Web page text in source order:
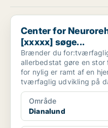
Center for
Center for
[xxxxx] søge...
Brænder du
allerbedstat gøre en stor
for nylig er ramt af en
tværfaglig udvikling på
Område
Dianalund